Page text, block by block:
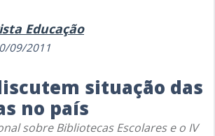
Educação
09/2011
situação das
no país
sobre Bibliotecas Escolares e o IV